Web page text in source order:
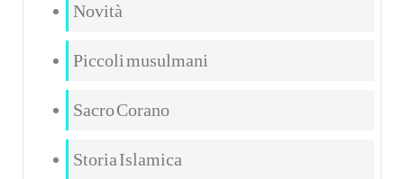
Novità
Piccoli musulmani
Sacro Corano
Storia Islamica